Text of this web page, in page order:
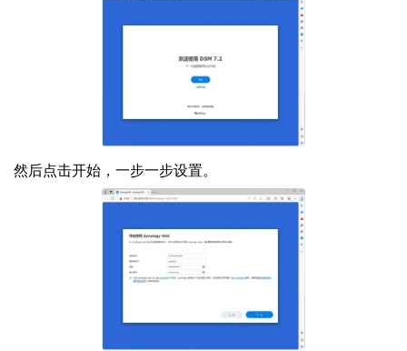
然后点击开始，一步一步设置。